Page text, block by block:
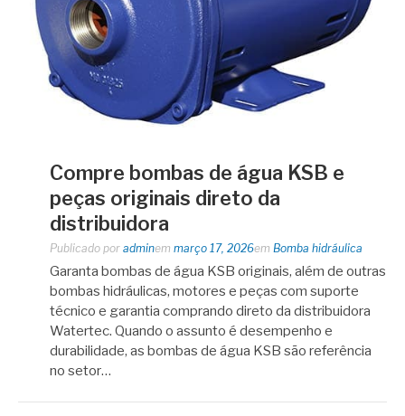
Compre bombas de água KSB e
peças originais direto da
distribuidora
Publicado por adminem março 17, 2026em Bomba hidráulica
Garanta bombas de água KSB originais, além de outras
bombas hidráulicas, motores e peças com suporte
técnico e garantia comprando direto da distribuidora
Watertec. Quando o assunto é desempenho e
durabilidade, as bombas de água KSB são referência
no setor…